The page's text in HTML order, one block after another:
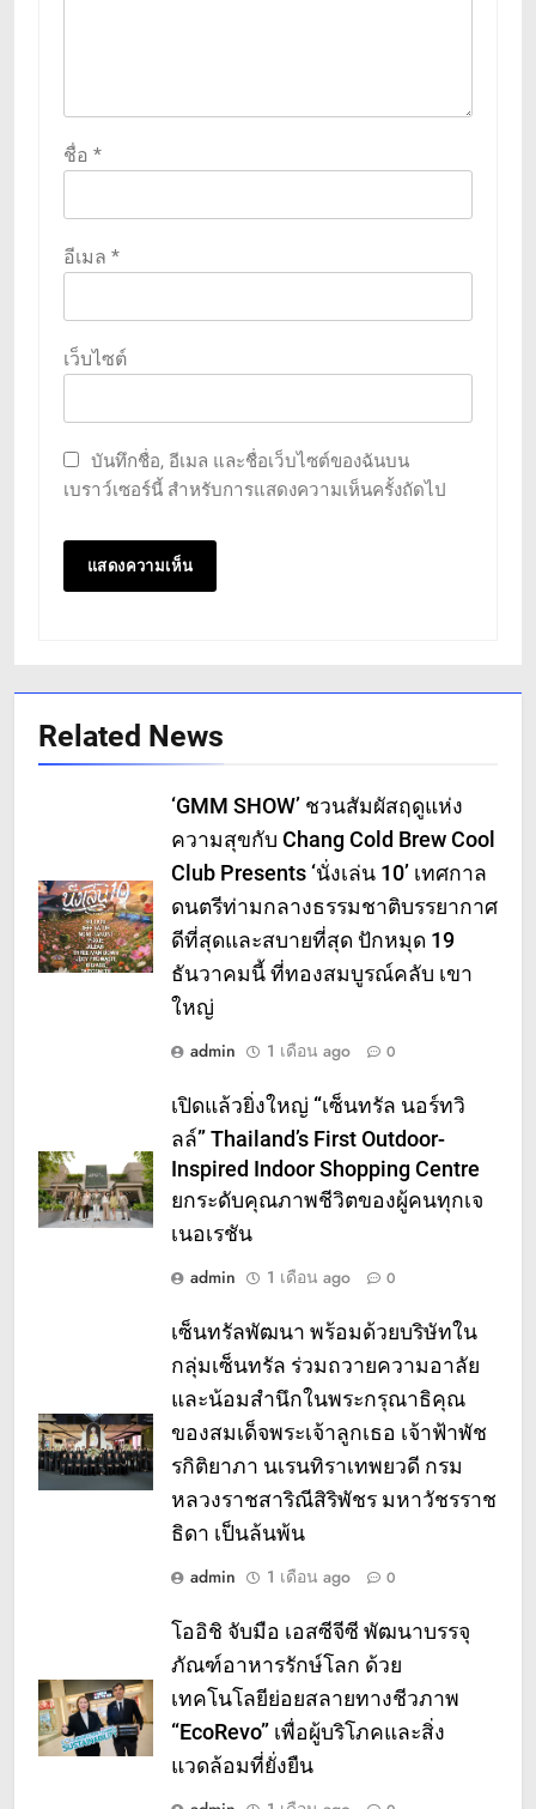
ชื่อ *
อีเมล *
เว็บไซต์
บันทึกชื่อ, อีเมล และชื่อเว็บไซต์ของฉันบน
เบราว์เซอร์นี้ สำหรับการแสดงความเห็นครั้งถัดไป
Related News
‘GMM SHOW’ ชวนสัมผัสฤดูแห่ง
ความสุขกับ Chang Cold Brew Cool
Club Presents ‘นั่งเล่น 10’ เทศกาล
ดนตรีท่ามกลางธรรมชาติบรรยากาศ
ดีที่สุดและสบายที่สุด ปักหมุด 19
ธันวาคมนี้ ที่ทองสมบูรณ์คลับ เขา
ใหญ่
admin
1 เดือน ago 0
เปิดแล้วยิ่งใหญ่ “เซ็นทรัล นอร์ทวิ
ลล์” Thailand’s First Outdoor-
Inspired Indoor Shopping Centre
ยกระดับคุณภาพชีวิตของผู้คนทุกเจ
เนอเรชัน
admin
1 เดือน ago 0
เซ็นทรัลพัฒนา พร้อมด้วยบริษัทใน
กลุ่มเซ็นทรัล ร่วมถวายความอาลัย
และน้อมสำนึกในพระกรุณาธิคุณ
ของสมเด็จพระเจ้าลูกเธอ เจ้าฟ้าพัช
รกิติยาภา นเรนทิราเทพยวดี กรม
หลวงราชสาริณีสิริพัชร มหาวัชรราช
ธิดา เป็นล้นพ้น
admin
1 เดือน ago 0
โออิชิ จับมือ เอสซีจีซี พัฒนาบรรจุ
ภัณฑ์อาหารรักษ์โลก ด้วย
เทคโนโลยีย่อยสลายทางชีวภาพ
“EcoRevo” เพื่อผู้บริโภคและสิ่ง
แวดล้อมที่ยั่งยืน